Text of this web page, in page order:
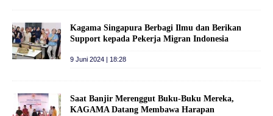
Kagama Singapura Berbagi Ilmu dan Berikan
Support kepada Pekerja Migran Indonesia
9 Juni 2024 | 18:28
Saat Banjir Merenggut Buku-Buku Mereka,
KAGAMA Datang Membawa Harapan